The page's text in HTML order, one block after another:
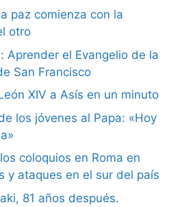
paz comienza con la
otro
Aprender el Evangelio de la
San Francisco
XIV a Asís en un minuto
los jóvenes al Papa: «Hoy
coloquios en Roma en
y ataques en el sur del país
81 años después.